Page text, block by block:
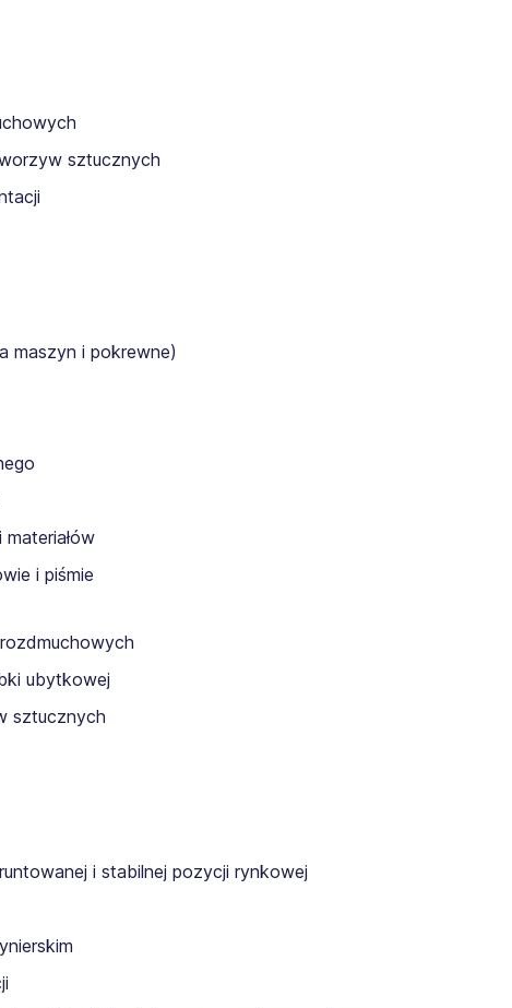
sztucznych
maszyn i pokrewne)
i piśmie
ubytkowej
sztucznych
i stabilnej pozycji rynkowej